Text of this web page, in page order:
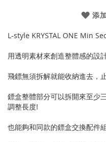
添
L-style KRYSTAL ONE Min
用透明素材來創造整體感的設
飛鏢無須拆解就能收納進去，
鏢盒整體部分可以拆開來至少
調整長度!
也能夠和同款的鏢盒交換配件